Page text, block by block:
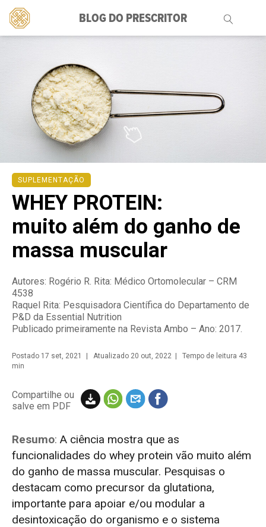
BLOG DO PRESCRITOR
Pesquisar
por:
SUPLEMENTAÇÃO
WHEY PROTEIN:
muito além do ganho de
massa muscular
Autores: Rogério R. Rita: Médico Ortomolecular – CRM
4538
Raquel Rita: Pesquisadora Científica do Departamento de
P&D da Essential Nutrition
Publicado primeiramente na Revista Ambo – Ano: 2017.
Postado 17 set, 2021
| Atualizado 20 out, 2022 | Tempo de leitura 43
min
Compartilhe ou
salve em PDF
Resumo: A ciência mostra que as
funcionalidades do whey protein vão muito além
do ganho de massa muscular. Pesquisas o
destacam como precursor da glutationa,
importante para apoiar e/ou modular a
desintoxicação do organismo e o sistema